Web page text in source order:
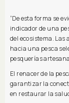
“De esta forma se
indicador de una
del ecosistema. Las
hacia una pesca
pesquerías
El renacer de la
garantizar la
en restaurar la